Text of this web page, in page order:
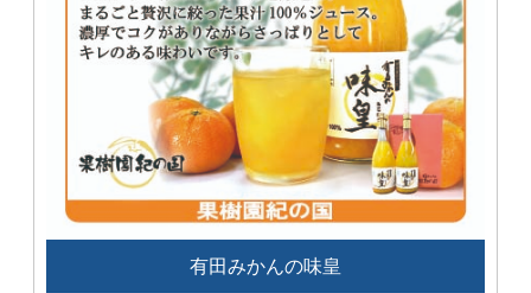
有田みかんの味皇